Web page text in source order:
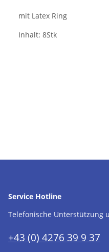
mit Latex Ring
Inhalt: 8Stk
Service Hotline
Telefonische Unterstützung
+43 (0) 4276 39 9 37